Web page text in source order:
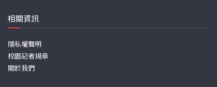
相關資訊
隱私權聲明
校園記者規章
關於我們